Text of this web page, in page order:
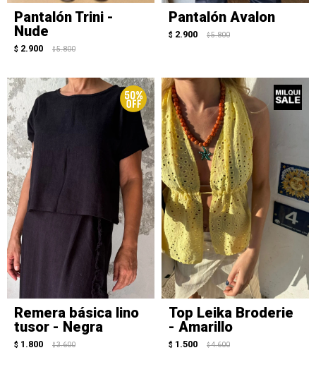
Pantalón Trini -
Nude
$ 2.900 $ 5.800
Pantalón Avalon
$ 2.900 $ 5.800
Remera básica lino
tusor - Negra
$ 1.800 $ 3.600
Top Leika Broderie
- Amarillo
$ 1.500 $ 4.600